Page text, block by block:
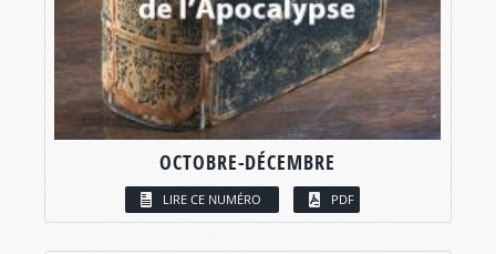
OCTOBRE-DÉCEMBRE
LIRE CE NUMÉRO PDF